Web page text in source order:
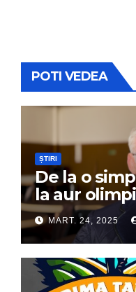
POTI VEDEA
ȘTIRI
De la o
la aur
Dumitru
MART. 24, 2025